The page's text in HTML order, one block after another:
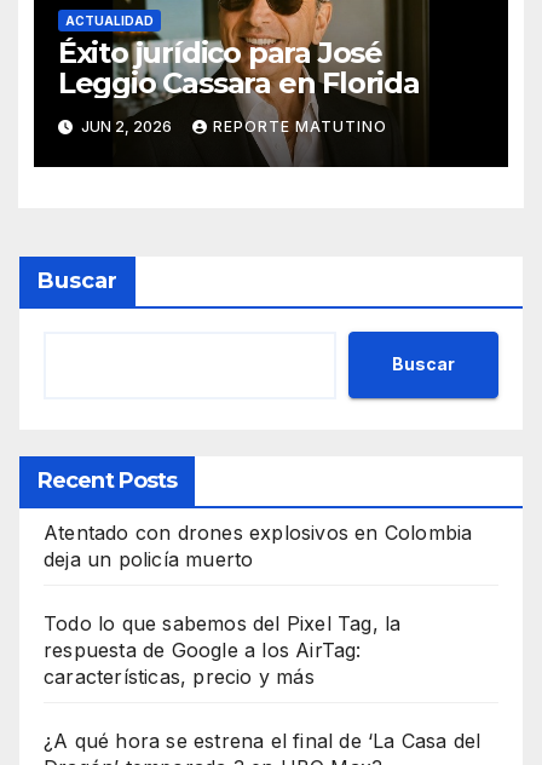
ACTUALIDAD
Éxito jurídico para José
Leggio Cassara en Florida
JUN 2, 2026 REPORTE MATUTINO
Buscar
Buscar
Recent Posts
Atentado con drones explosivos en Colombia
deja un policía muerto
Todo lo que sabemos del Pixel Tag, la
respuesta de Google a los AirTag:
características, precio y más
¿A qué hora se estrena el final de ‘La Casa del